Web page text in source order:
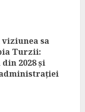
viziunea sa
Turzii:
2028 și